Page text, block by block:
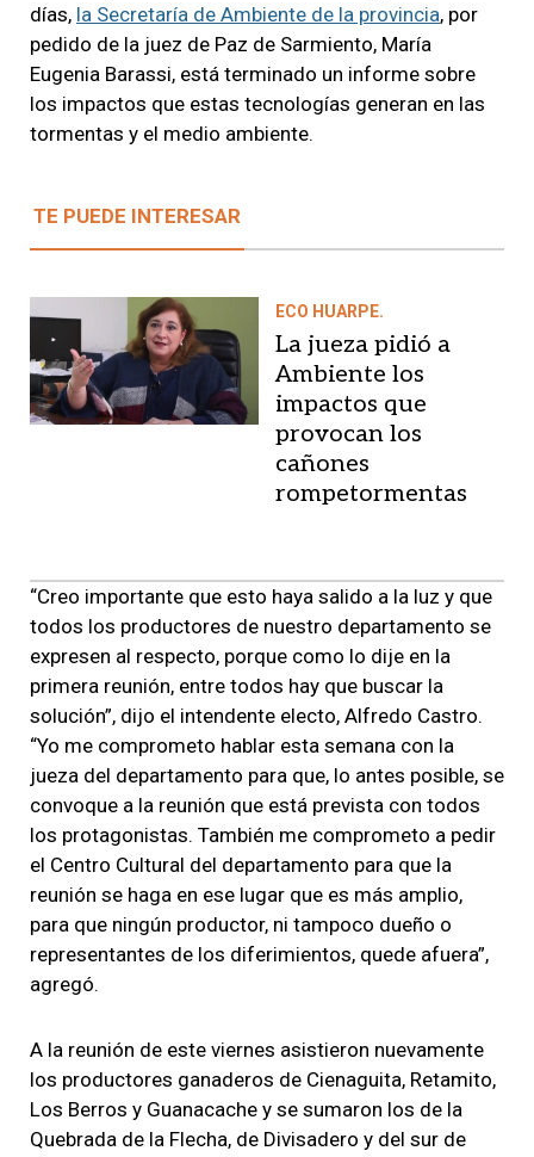
días, la Secretaría de Ambiente de la provincia, por
pedido de la juez de Paz de Sarmiento, María
Eugenia Barassi, está terminado un informe sobre
los impactos que estas tecnologías generan en las
tormentas y el medio ambiente.
TE PUEDE INTERESAR
ECO HUARPE.
La jueza pidió a
Ambiente los
impactos que
provocan los
cañones
rompetormentas
“Creo importante que esto haya salido a la luz y que
todos los productores de nuestro departamento se
expresen al respecto, porque como lo dije en la
primera reunión, entre todos hay que buscar la
solución”, dijo el intendente electo, Alfredo Castro.
“Yo me comprometo hablar esta semana con la
jueza del departamento para que, lo antes posible, se
convoque a la reunión que está prevista con todos
los protagonistas. También me comprometo a pedir
el Centro Cultural del departamento para que la
reunión se haga en ese lugar que es más amplio,
para que ningún productor, ni tampoco dueño o
representantes de los diferimientos, quede afuera”,
agregó.
A la reunión de este viernes asistieron nuevamente
los productores ganaderos de Cienaguita, Retamito,
Los Berros y Guanacache y se sumaron los de la
Quebrada de la Flecha, de Divisadero y del sur de